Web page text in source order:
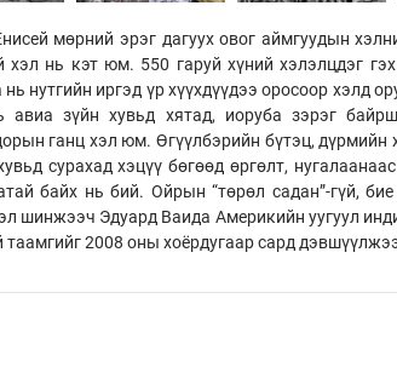
мөрний эрэг дагуух овог аймгуудын
хэл нь кэт юм. 550 гаруй хүний хэлэлцдэг
нутгийн иргэд үр хүүхдүүдээ оросоор хэлд
авиа зүйн хувьд хятад, иоруба зэрэг
ганц хэл юм. Өгүүлбэрийн бүтэц, дүрмийн
сурахад хэцүү бөгөөд өргөлт,
байх нь бий. Ойрын “төрөл садан”-гүй,
шинжээч Эдуард Ваида Америкийн уугуул
таамгийг 2008 оны хоёрдугаар сард